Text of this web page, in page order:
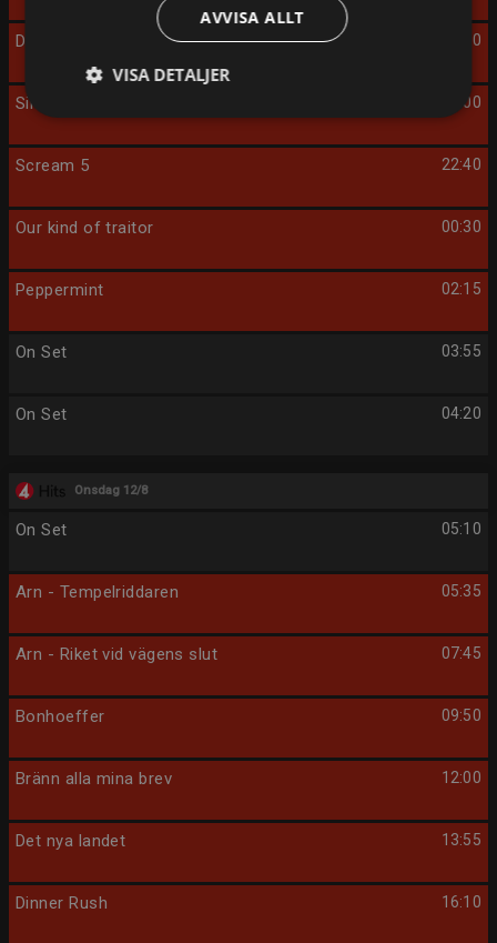
19:10
Dag för dag
21:00
Sing street
22:40
Scream 5
00:30
Our kind of traitor
02:15
Peppermint
03:55
On Set
04:20
On Set
Onsdag 12/8
05:10
On Set
05:35
Arn - Tempelriddaren
07:45
Arn - Riket vid vägens slut
09:50
Bonhoeffer
12:00
Bränn alla mina brev
13:55
Det nya landet
16:10
Dinner Rush
AVVISA ALLT
VISA DETALJER